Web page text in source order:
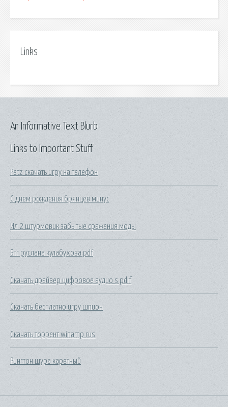
Links
Links to Important Stuff
Petz скачать игру на телефон
С днем рождения брянцев минус
Ил 2 штурмовик забытые сражения моды
Бтг руслана кулабухова pdf
Скачать драйвер цифровое аудио s pdif
Скачать бесплатно игру шпион
Скачать торрент winamp rus
Рингтон шура каретный
An Informative Text Blurb